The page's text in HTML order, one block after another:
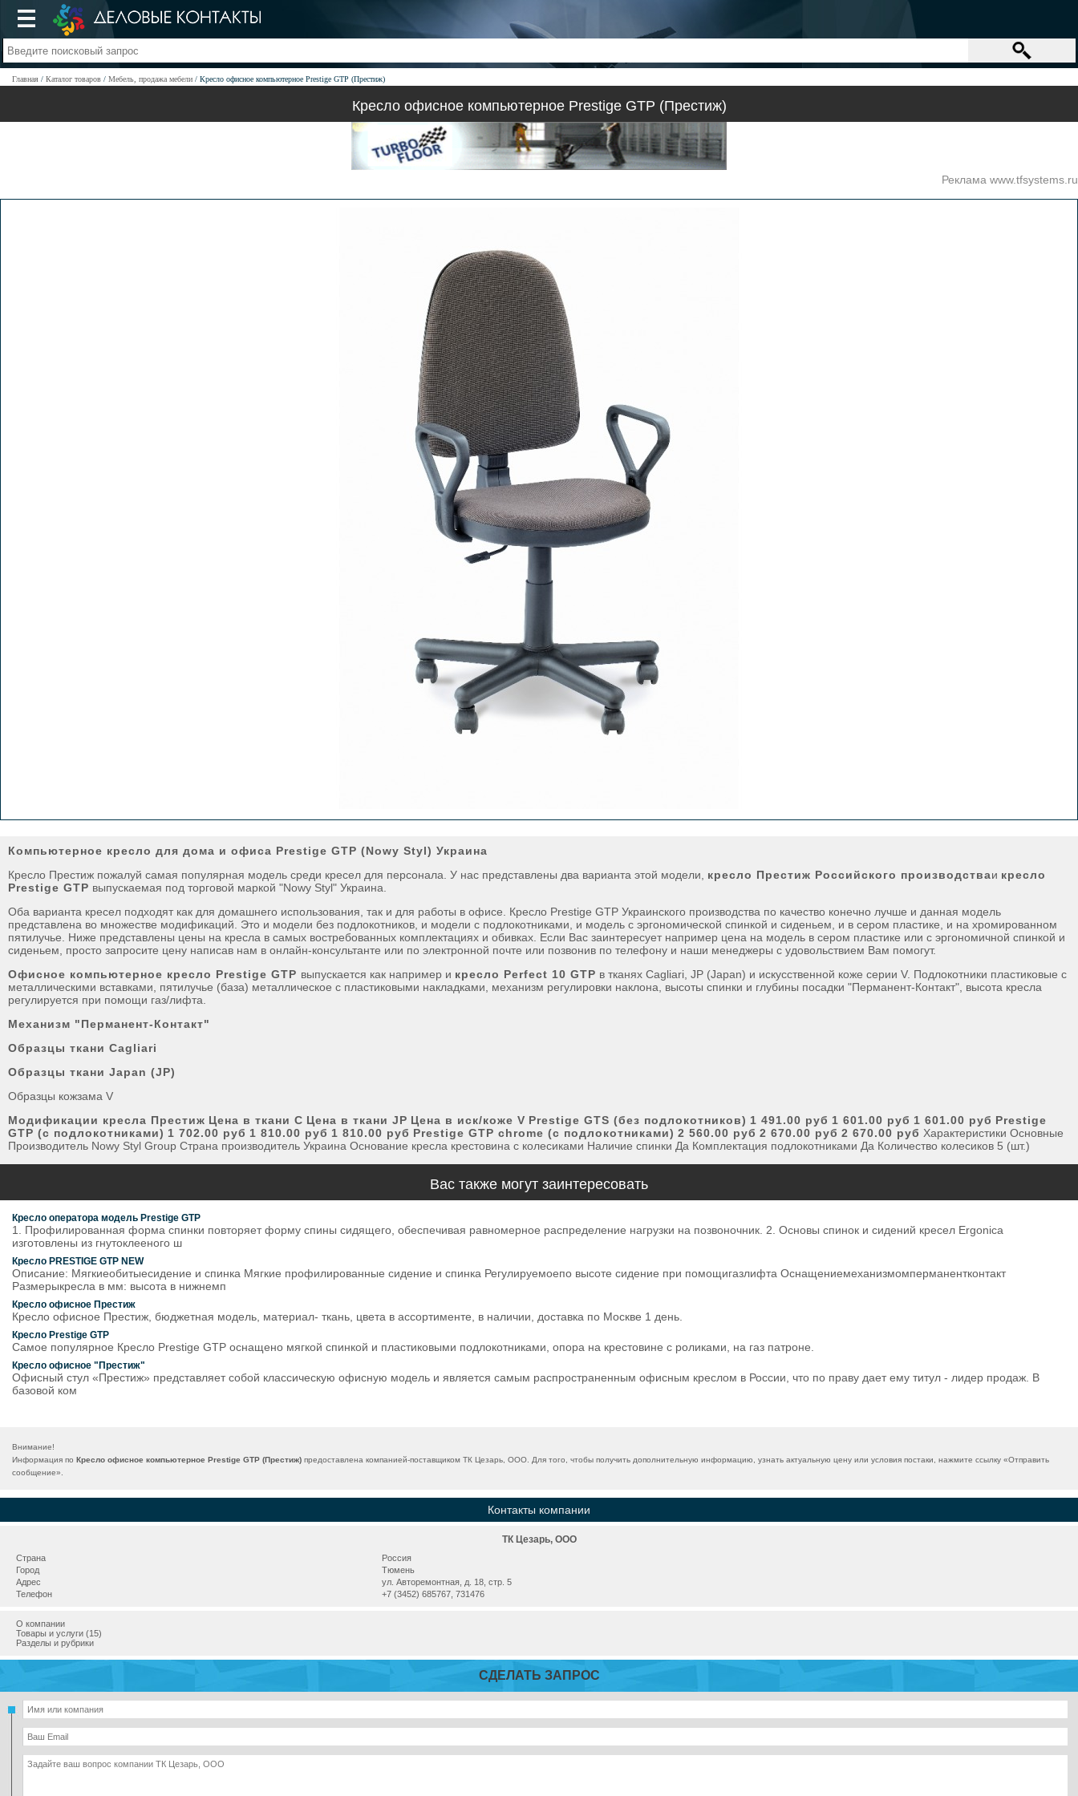
Главная Каталог товаров Мебель, продажа мебели Кресло офисное компьютерное Prestige GTP (Престиж)
Кресло офисное компьютерное Prestige GTP (Престиж)
Реклама www.tfsystems.ru
Компьютерное кресло для дома и офиса Prestige GTP (Nowy Styl) Украина
Кресло Престиж пожалуй самая популярная модель среди кресел для персонала. У нас представлены два варианта этой модели, кресло Престиж Российского производстваи кресло
Prestige GTP выпускаемая под торговой маркой "Nowy Styl" Украина.
Оба варианта кресел подходят как для домашнего использования, так и для работы в офисе. Кресло Prestige GTP Украинского производства по качество конечно лучше и данная модель
представлена во множестве модификаций. Это и модели без подлокотников, и модели с подлокотниками, и модель с эргономической спинкой и сиденьем, и в сером пластике, и на хромированном
пятилучье. Ниже представлены цены на кресла в самых востребованных комплектациях и обивках. Если Вас заинтересует например цена на модель в сером пластике или с эргономичной спинкой и
сиденьем, просто запросите цену написав нам в онлайн-консультанте или по электронной почте или позвонив по телефону и наши менеджеры с удовольствием Вам помогут.
Офисное компьютерное кресло Prestige GTP выпускается как например и кресло Perfect 10 GTP в тканях Cagliari, JP (Japan) и искусственной коже серии V. Подлокотники пластиковые с
металлическими вставками, пятилучье (база) металлическое с пластиковыми накладками, механизм регулировки наклона, высоты спинки и глубины посадки "Перманент-Контакт", высота кресла
регулируется при помощи газ/лифта.
Механизм "Перманент-Контакт"
Образцы ткани Cagliari
Образцы ткани Japan (JP)
Образцы кожзама V
Модификации кресла Престиж Цена в ткани С Цена в ткани JP Цена в иск/коже V Prestige GTS (без подлокотников) 1 491.00 руб 1 601.00 руб 1 601.00 руб Prestige
GTP (с подлокотниками) 1 702.00 руб 1 810.00 руб 1 810.00 руб Prestige GTP chrome (с подлокотниками) 2 560.00 руб 2 670.00 руб 2 670.00 руб Характеристики Основные
Производитель Nowy Styl Group Страна производитель Украина Основание кресла крестовина с колесиками Наличие спинки Да Комплектация подлокотниками Да Количество колесиков 5 (шт.)
Вас также могут заинтересовать
Кресло оператора модель Prestige GTP
1. Профилированная форма спинки повторяет форму спины сидящего, обеспечивая равномерное распределение нагрузки на позвоночник. 2. Основы спинок и сидений кресел Ergonica
изготовлены из гнутоклееного ш
Кресло PRESTIGE GTP NEW
Описание: Мягкиеобитыесидение и спинка Мягкие профилированные сидение и спинка Регулируемоепо высоте сидение при помощигазлифта Оснащениемеханизмомперманентконтакт
Размерыкресла в мм: высота в нижнемп
Кресло офисное Престиж
Кресло офисное Престиж, бюджетная модель, материал- ткань, цвета в ассортименте, в наличии, доставка по Москве 1 день.
Кресло Prestige GTP
Самое популярное Кресло Prestige GTP оснащено мягкой спинкой и пластиковыми подлокотниками, опора на крестовине с роликами, на газ патроне.
Кресло офисное "Престиж"
Офисный стул «Престиж» представляет собой классическую офисную модель и является самым распространенным офисным креслом в России, что по праву дает ему титул - лидер продаж. В
базовой ком
Внимание!
Информация по Кресло офисное компьютерное Prestige GTP (Престиж) предоставлена компанией-поставщиком ТК Цезарь, ООО. Для того, чтобы получить дополнительную информацию, узнать актуальную цену или условия постаки, нажмите ссылку «Отправить
сообщение».
Контакты компании
ТК Цезарь, ООО
Страна
Россия
Город
Тюмень
Адрес
ул. Авторемонтная, д. 18, стр. 5
Телефон
+7 (3452) 685767, 731476
О компании
Товары и услуги (15)
Разделы и рубрики
СДЕЛАТЬ ЗАПРОС